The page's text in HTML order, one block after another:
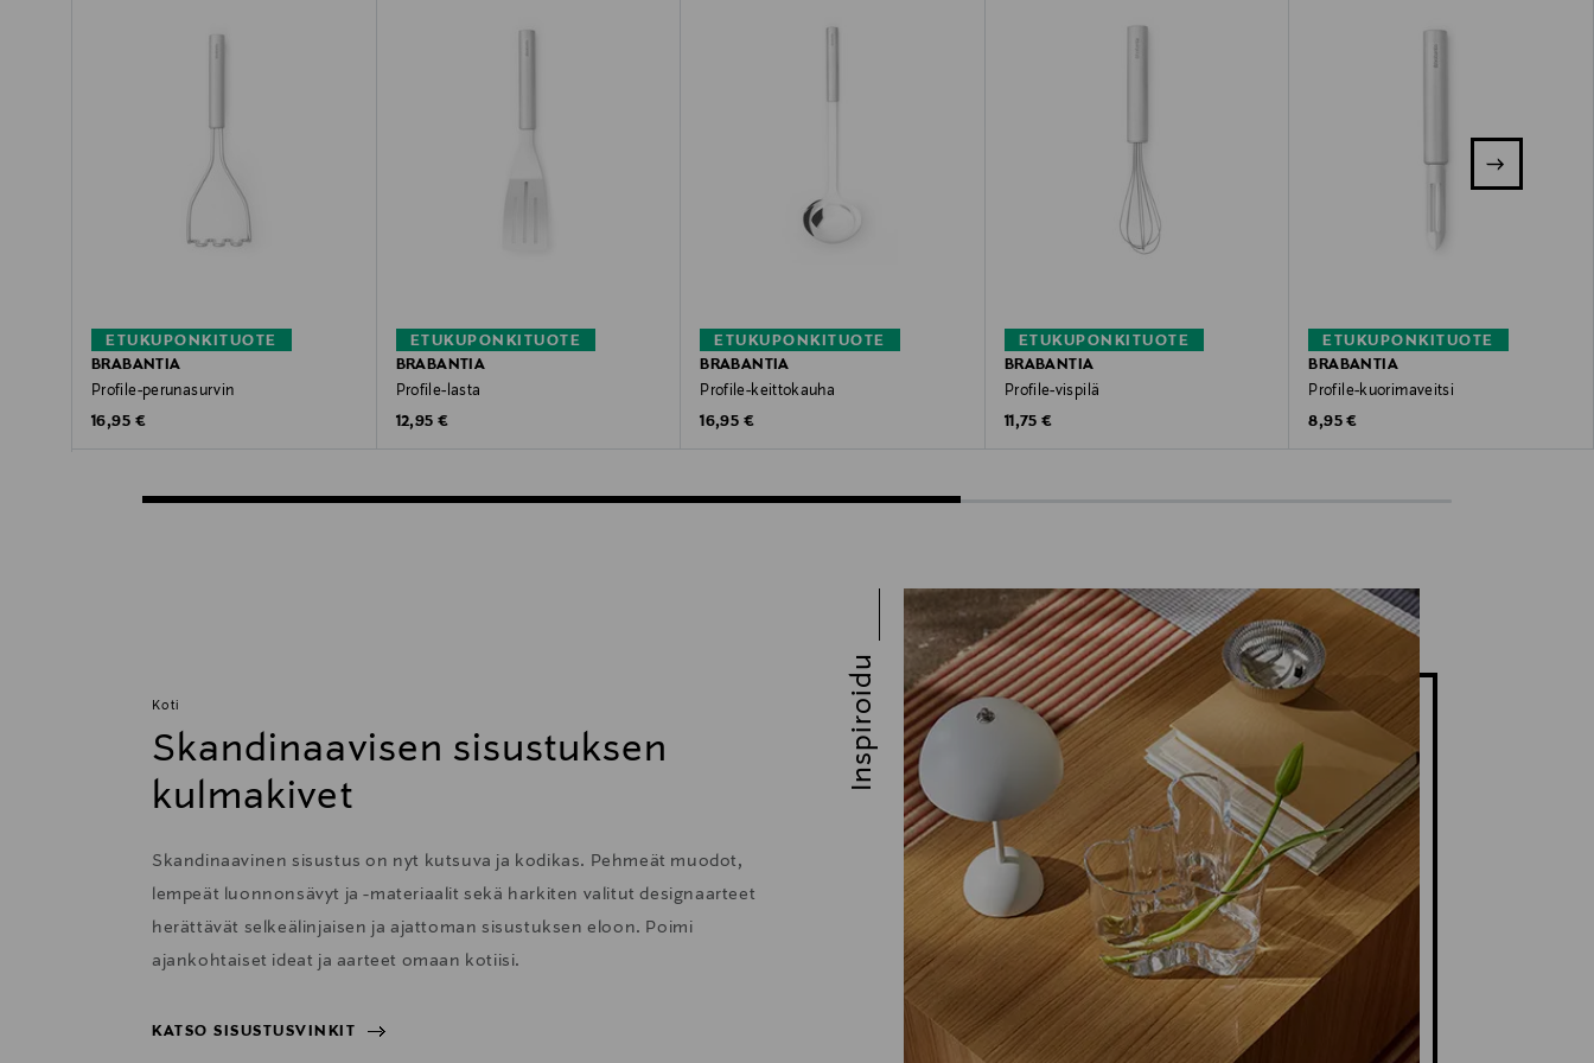
ETUKUPONKITUOTE
BRABANTIA
Profile-perunasurvin
Original Price
16,95 €
ETUKUPONKITUOTE
BRABANTIA
Profile-lasta
Original Price
12,95 €
ETUKUPONKITUOTE
BRABANTIA
Profile-keittokauha
Original Price
16,95 €
ETUKUPONKITUOTE
BRABANTIA
Profile-vispilä
Original Price
11,75 €
ETUKUPONKITUOTE
BRABANTIA
Profile-kuorimaveitsi
Original Price
8,95 €
Koti
Skandinaavisen sisustuksen
kulmakivet
Skandinaavinen sisustus on nyt kutsuva ja kodikas. Pehmeät muodot,
lempeät luonnonsävyt ja -materiaalit sekä harkiten valitut designaarteet
herättävät selkeälinjaisen ja ajattoman sisustuksen eloon. Poimi
ajankohtaiset ideat ja aarteet omaan kotiisi.
KATSO SISUSTUSVINKIT
Inspiroidu